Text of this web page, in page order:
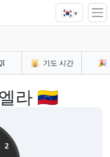
🇰🇷▾
🕌 기도 시간 🎉
라 🇻🇪
2